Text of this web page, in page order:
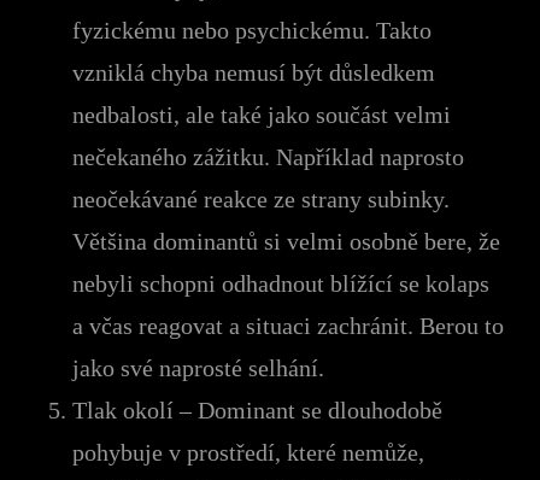
fyzickému nebo psychickému. Takto
vzniklá chyba nemusí být důsledkem
nedbalosti, ale také jako součást velmi
nečekaného zážitku. Například naprosto
neočekávané reakce ze strany subinky.
Většina dominantů si velmi osobně bere, že
nebyli schopni odhadnout blížící se kolaps
a včas reagovat a situaci zachránit. Berou to
jako své naprosté selhání.
Tlak okolí – Dominant se dlouhodobě
pohybuje v prostředí, které nemůže,